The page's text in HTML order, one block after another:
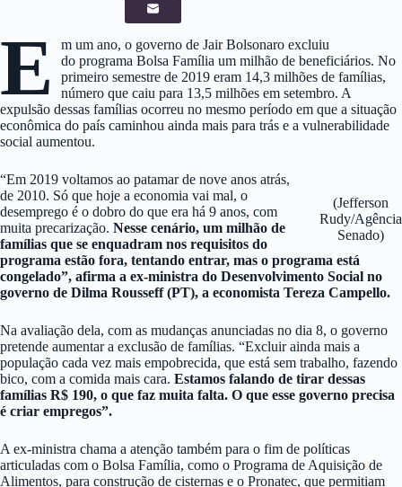
E
m um ano, o governo de Jair Bolsonaro excluiu
do programa Bolsa Família um milhão de beneficiários. No
primeiro semestre de 2019 eram 14,3 milhões de famílias,
número que caiu para 13,5 milhões em setembro. A
expulsão dessas famílias ocorreu no mesmo período em que a situação
econômica do país caminhou ainda mais para trás e a vulnerabilidade
social aumentou.
(Jefferson
Rudy/Agência
Senado)
“Em 2019 voltamos ao patamar de nove anos atrás,
de 2010. Só que hoje a economia vai mal, o
desemprego é o dobro do que era há 9 anos, com
muita precarização. Nesse cenário, um milhão de
famílias que se enquadram nos requisitos do
programa estão fora, tentando entrar, mas o programa está
congelado”, afirma a ex-ministra do Desenvolvimento Social no
governo de Dilma Rousseff (PT), a economista Tereza Campello.
Na avaliação dela, com as mudanças anunciadas no dia 8, o governo
pretende aumentar a exclusão de famílias. “Excluir ainda mais a
população cada vez mais empobrecida, que está sem trabalho, fazendo
bico, com a comida mais cara. Estamos falando de tirar dessas
famílias R$ 190, o que faz muita falta. O que esse governo precisa
é criar empregos”.
A ex-ministra chama a atenção também para o fim de políticas
articuladas com o Bolsa Família, como o Programa de Aquisição de
Alimentos, para construção de cisternas e o Pronatec, que permitiam